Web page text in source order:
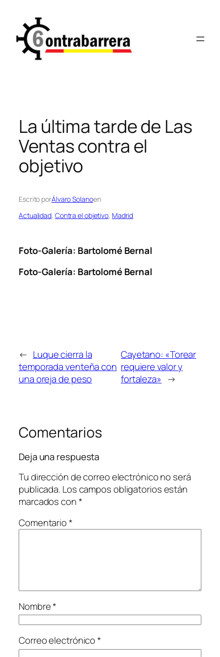
contenido
La última tarde de Las
Ventas contra el
objetivo
Escrito porÁlvaro Solanoen
Actualidad, Contra el objetivo, Madrid
Foto-Galería: Bartolomé Bernal
Foto-Galería: Bartolomé Bernal
← Luque cierra la
temporada venteña con
una oreja de peso
Cayetano: «Torear
requiere valor y
fortaleza» →
Comentarios
Deja una respuesta
Tu dirección de correo electrónico no será
publicada. Los campos obligatorios están
marcados con*
Comentario*
Nombre*
Correo electrónico*